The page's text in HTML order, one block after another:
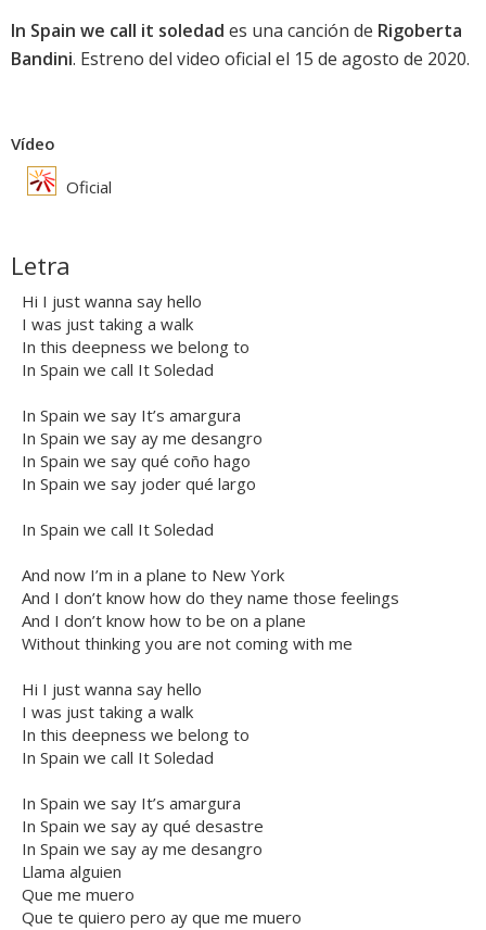
In Spain we call it soledad es una canción de Rigoberta
Bandini. Estreno del video oficial el 15 de agosto de 2020.
Vídeo
Oficial
Letra
Hi I just wanna say hello
I was just taking a walk
In this deepness we belong to
In Spain we call It Soledad
In Spain we say It’s amargura
In Spain we say ay me desangro
In Spain we say qué coño hago
In Spain we say joder qué largo
In Spain we call It Soledad
And now I’m in a plane to New York
And I don’t know how do they name those feelings
And I don’t know how to be on a plane
Without thinking you are not coming with me
Hi I just wanna say hello
I was just taking a walk
In this deepness we belong to
In Spain we call It Soledad
In Spain we say It’s amargura
In Spain we say ay qué desastre
In Spain we say ay me desangro
Llama alguien
Que me muero
Que te quiero pero ay que me muero